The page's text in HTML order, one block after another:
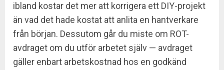
ibland kostar det mer att korrigera ett DIY-projekt
än vad det hade kostat att anlita en hantverkare
från början. Dessutom går du miste om ROT-
avdraget om du utför arbetet själv — avdraget
gäller enbart arbetskostnad hos en godkänd